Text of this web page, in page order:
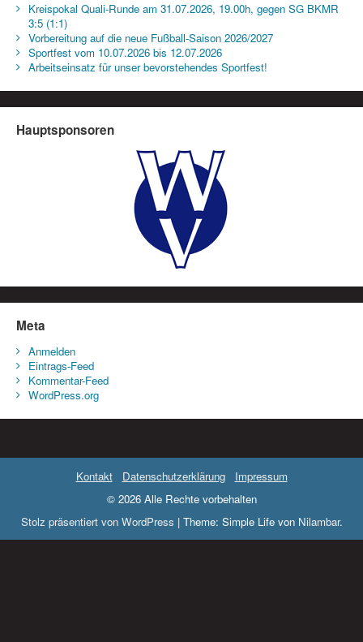
Kreispokal Quali-Runde am 31.07.2026, 19.00h, gegen SG BKMR
3:5 (1:1)
Vorbereitung auf die neue Fußball-Saison 2026/2027
Sportfest vom 10.07.2026 bis 12.07.2026
Arbeitseinsatz für unser bevorstehendes Sportfest!
Hauptsponsoren
Meta
Anmelden
Eintrags-Feed
Kommentar-Feed
WordPress.org
Kontakt Datenschutzerklärung
Impressum
© 2026 Alle Rechte vorbehalten
Stolz präsentiert von WordPress | Theme: Simple Life von Nilambar.